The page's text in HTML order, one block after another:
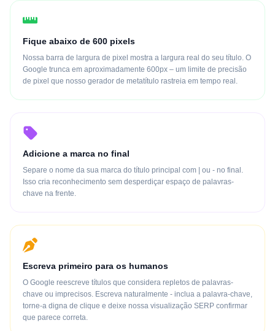
Fique abaixo de 600 pixels
Nossa barra de largura de pixel mostra a largura real do seu título. O
Google trunca em aproximadamente 600px – um limite de precisão
de pixel que nosso gerador de metatítulo rastreia em tempo real.
Adicione a marca no final
Separe o nome da sua marca do título principal com | ou - no final.
Isso cria reconhecimento sem desperdiçar espaço de palavras-
chave na frente.
Escreva primeiro para os humanos
O Google reescreve títulos que considera repletos de palavras-
chave ou imprecisos. Escreva naturalmente - inclua a palavra-chave,
torne-a digna de clique e deixe nossa visualização SERP confirmar
que parece correta.